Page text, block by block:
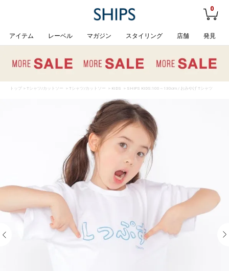
0
アイテム レーベル マガジン スタイリング 店舗 発見
トップ > Tシャツ/カットソー > Tシャツ/カットソー > KIDS > SHIPS KIDS:100～130cm / おみやげ Tシャツ